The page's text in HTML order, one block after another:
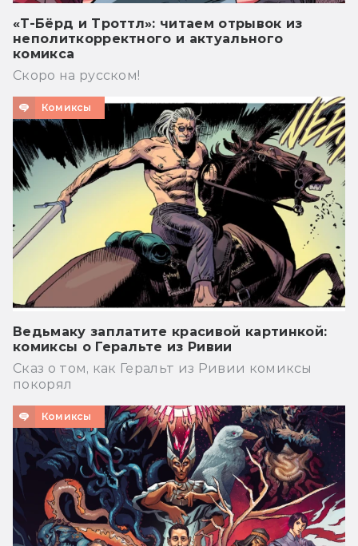
«Т-Бёрд и Троттл»: читаем отрывок из
неполиткорректного и актуального
комикса
Скоро на русском!
Комиксы
Ведьмаку заплатите красивой картинкой:
комиксы о Геральте из Ривии
Сказ о том, как Геральт из Ривии комиксы
покорял
Комиксы